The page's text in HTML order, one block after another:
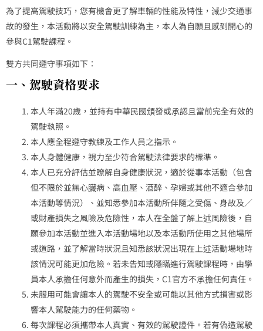
為了提高駕駛技巧，您有機會更了解車輛的性能及特性，減少交通事
故的發生，本活動將以安全駕駛訓練為主，本人為自願且感到開心的
參與C1駕駛課程。
雙方共同遵守事項如下：
一、駕駛資格要求
本人年滿20歲，並持有中華民國頒發或承認且當前完全有效的
駕駛執照。
本人應全程遵守教練及工作人員之指示。
本人身體健康，視力至少符合駕駛法律要求的標準。
本人已充分評估並瞭解自身健康狀況，適於從事本活動（包含
但不限於並無心臟病、高血壓、酒醉、孕婦或其他不適合參加
本活動等情況）、並知悉參加本活動所伴隨之受傷、身故及／
或財產損失之風險及危險性，本人在全盤了解上述風險後，自
願參加本活動並進入本活動場地以及本活動所使用之其他場所
或道路，並了解當時狀況且知悉該狀況出現在上述活動場地時
該情況可能更加危險。若未告知或隱瞞進行駕駛課程時，由學
員本人承擔任何意外而產生的損失，C1官方不承擔任何責任。
未服用可能會讓本人的駕駛不安全或可能以其他方式損害或影
響本人駕駛能力的任何藥物。
每次課程必須攜帶本人真實、有效的駕駛證件。若有偽造駕駛